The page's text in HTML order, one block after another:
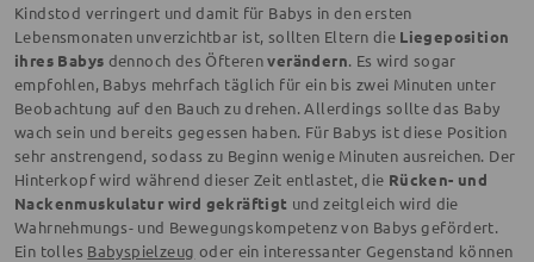
Kindstod verringert und damit für Babys in den ersten
Lebensmonaten unverzichtbar ist, sollten Eltern die Liegeposition
ihres Babys dennoch des Öfterenverändern. Es wird sogar
empfohlen, Babys mehrfach täglich für ein bis zwei Minuten unter
Beobachtung auf den Bauch zu drehen. Allerdings sollte das Baby
wach sein und bereits gegessen haben. Für Babys ist diese Position
sehr anstrengend, sodass zu Beginn wenige Minuten ausreichen. Der
Hinterkopf wird während dieser Zeit entlastet, die Rücken- und
Nackenmuskulatur wird gekräftigt und zeitgleich wird die
Wahrnehmungs- und Bewegungskompetenz von Babys gefördert.
Ein tolles Babyspielzeug oder ein interessanter Gegenstand können